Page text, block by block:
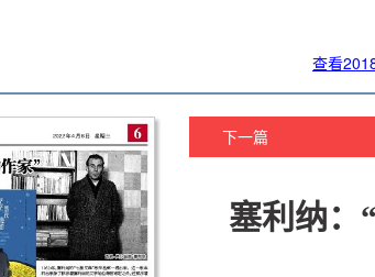
查看
下一篇
塞利纳：